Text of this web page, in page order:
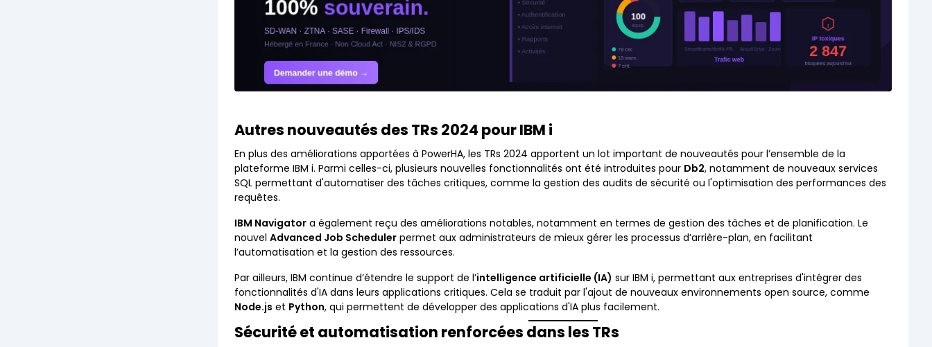
Autres nouveautés des TRs 2024 pour IBM i
En plus des améliorations apportées à PowerHA, les TRs 2024 apportent un lot important de nouveautés pour l’ensemble de la
plateforme IBM i. Parmi celles-ci, plusieurs nouvelles fonctionnalités ont été introduites pour Db2, notamment de nouveaux services
SQL permettant d'automatiser des tâches critiques, comme la gestion des audits de sécurité ou l'optimisation des performances des
requêtes.
IBM Navigator a également reçu des améliorations notables, notamment en termes de gestion des tâches et de planification. Le
nouvel Advanced Job Scheduler permet aux administrateurs de mieux gérer les processus d’arrière-plan, en facilitant
l’automatisation et la gestion des ressources.
Par ailleurs, IBM continue d’étendre le support de l’intelligence artificielle (IA) sur IBM i, permettant aux entreprises d'intégrer des
fonctionnalités d'IA dans leurs applications critiques. Cela se traduit par l'ajout de nouveaux environnements open source, comme
Node.js et Python, qui permettent de développer des applications d'IA plus facilement.
Sécurité et automatisation renforcées dans les TRs